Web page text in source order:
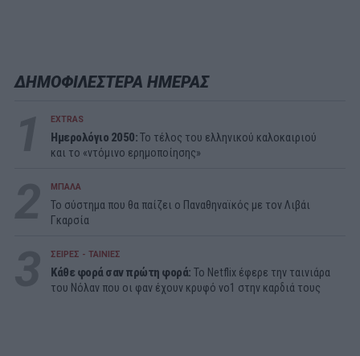
ΔΗΜΟΦΙΛΕΣΤΕΡΑ ΗΜΕΡΑΣ
EXTRAS
Ημερολόγιο 2050:To τέλος του ελληνικού καλοκαιριού
και το «ντόμινο ερημοποίησης»
ΜΠΑΛΑ
Το σύστημα που θα παίζει ο Παναθηναϊκός με τον Λιβάι
Γκαρσία
ΣΕΙΡΕΣ - ΤΑΙΝΙΕΣ
Κάθε φορά σαν πρώτη φορά: Το Netflix έφερε την ταινιάρα
του Νόλαν που οι φαν έχουν κρυφό νο1 στην καρδιά τους